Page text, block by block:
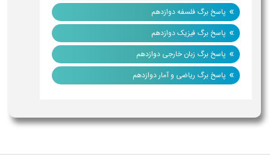
» پاسخ برگ فلسفه دوازدهم
» پاسخ برگ فیزیک دوازدهم
» پاسخ برگ زبان خارجی دوازدهم
» پاسخ برگ ریاضی و آمار دوازدهم